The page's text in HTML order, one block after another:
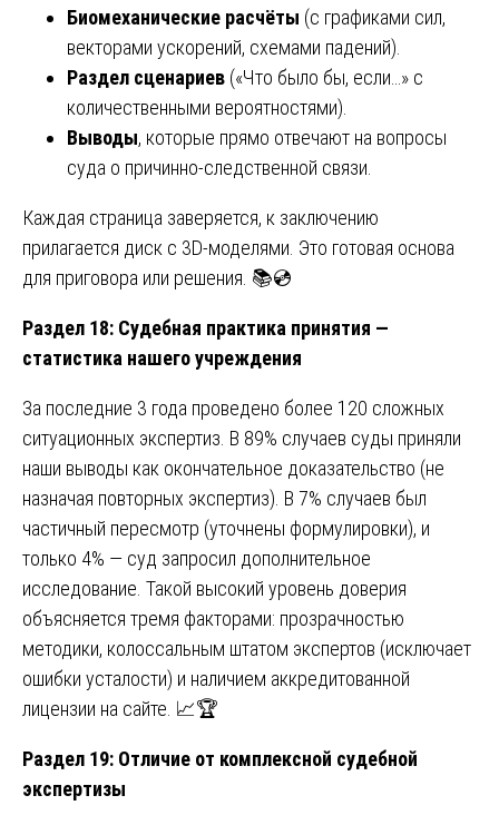
Биомеханические расчёты (с графиками сил,
векторами ускорений, схемами падений).
Раздел сценариев («Что было бы, если…» с
количественными вероятностями).
Выводы, которые прямо отвечают на вопросы
суда о причинно-следственной связи.
Каждая страница заверяется, к заключению
прилагается диск с 3D-моделями. Это готовая основа
для приговора или решения. 📚💿
Раздел 18: Судебная практика принятия —
статистика нашего учреждения
За последние 3 года проведено более 120 сложных
ситуационных экспертиз. В 89% случаев суды приняли
наши выводы как окончательное доказательство (не
назначая повторных экспертиз). В 7% случаев был
частичный пересмотр (уточнены формулировки), и
только 4% — суд запросил дополнительное
исследование. Такой высокий уровень доверия
объясняется тремя факторами: прозрачностью
методики, колоссальным штатом экспертов (исключает
ошибки усталости) и наличием аккредитованной
лицензии на сайте. 📈🏆
Раздел 19: Отличие от комплексной судебной
экспертизы